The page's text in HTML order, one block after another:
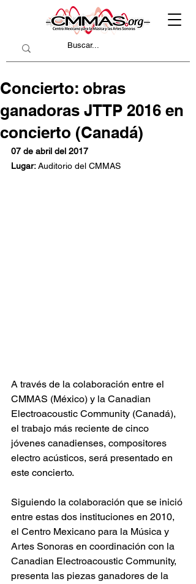
Concierto: obras
ganadoras JTTP 2016 en
concierto (Canadá)
07 de abril del 2017
Lugar: Auditorio del CMMAS
A través de la colaboración entre el
CMMAS (México) y la Canadian
Electroacoustic Community (Canadá),
el trabajo más reciente de cinco
jóvenes canadienses, compositores
electro acústicos, será presentado en
este concierto.
Siguiendo la colaboración que se inició
entre estas dos instituciones en 2010,
el Centro Mexicano para la Música y
Artes Sonoras en coordinación con la
Canadian Electroacoustic Community,
presenta las piezas ganadores de la